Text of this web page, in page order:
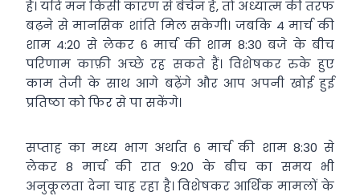
हैं। यदि मन किसी कारण से बेचैन है, तो अध्यात्म की तरफ
बढ़ने से मानसिक शांति मिल सकेगी। जबकि 4 मार्च की
शाम 4:20 से लेकर 6 मार्च की शाम 8:30 बजे के बीच
परिणाम काफ़ी अच्छे रह सकते हैं। विशेषकर रुके हुए
काम तेजी के साथ आगे बढ़ेंगे और आप अपनी खोई हुई
प्रतिष्ठा को फिर से पा सकेंगे।
सप्ताह का मध्य भाग अर्थात 6 मार्च की शाम 8:30 से
लेकर 8 मार्च की रात 9:20 के बीच का समय भी
अनुकूलता देना चाह रहा है। विशेषकर आर्थिक मामलों के